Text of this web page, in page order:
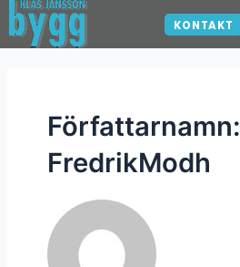
KONTAKT
Författarnamn:
FredrikModh